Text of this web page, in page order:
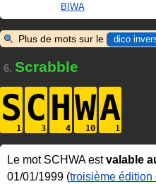
BIWA
Plus de mots sur le dico
6. Scrabble
SCHWA
Le mot SCHWA estvalable
01/01/1999 (troisième édition